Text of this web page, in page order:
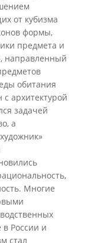
от кубизма
формы,
предмета и
направленный
обитания
архитектурой
задачей
а
Многие
России и
стал